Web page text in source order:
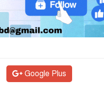
Google Plus